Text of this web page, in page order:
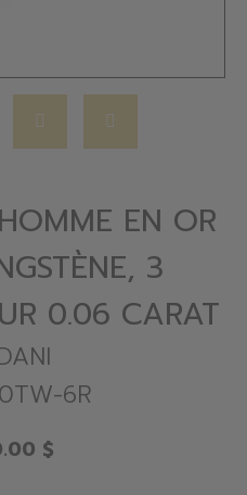
EN OR
3
0.06 CARAT
6R
$